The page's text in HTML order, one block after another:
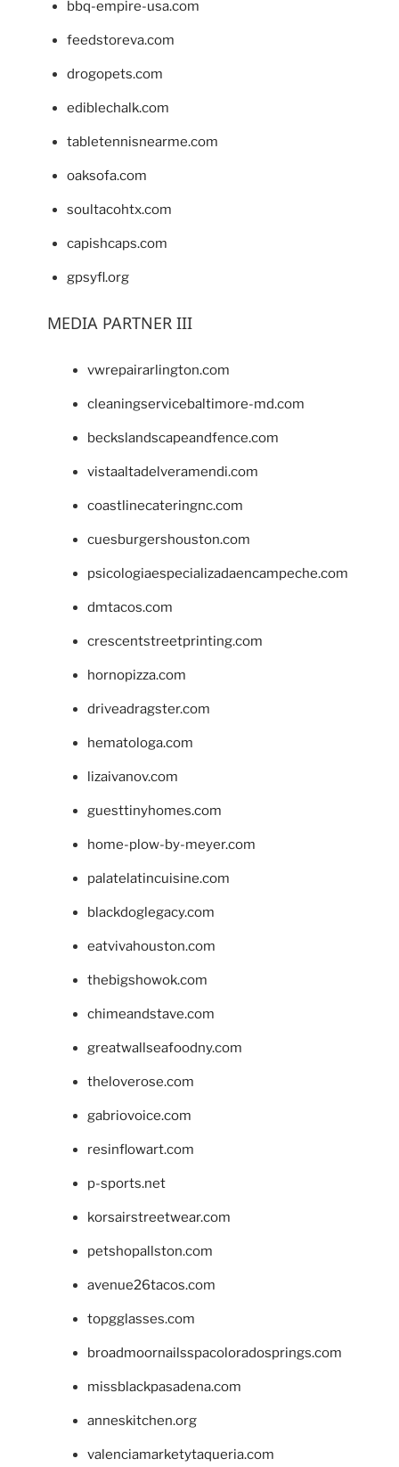
bbq-empire-usa.com
feedstoreva.com
drogopets.com
ediblechalk.com
tabletennisnearme.com
oaksofa.com
soultacohtx.com
capishcaps.com
gpsyfl.org
MEDIA PARTNER III
vwrepairarlington.com
cleaningservicebaltimore-md.com
beckslandscapeandfence.com
vistaaltadelveramendi.com
coastlinecateringnc.com
cuesburgershouston.com
psicologiaespecializadaencampeche.com
dmtacos.com
crescentstreetprinting.com
hornopizza.com
driveadragster.com
hematologa.com
lizaivanov.com
guesttinyhomes.com
home-plow-by-meyer.com
palatelatincuisine.com
blackdoglegacy.com
eatvivahouston.com
thebigshowok.com
chimeandstave.com
greatwallseafoodny.com
theloverose.com
gabriovoice.com
resinflowart.com
p-sports.net
korsairstreetwear.com
petshopallston.com
avenue26tacos.com
topgglasses.com
broadmoornailsspacoloradosprings.com
missblackpasadena.com
anneskitchen.org
valenciamarketytaqueria.com